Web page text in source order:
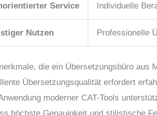
Service Individuelle
Nutzen Professionelle
die ein Übersetzungsbüro aus
Übersetzungsqualität erfordert
moderner CAT-Tools